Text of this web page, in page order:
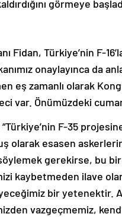
görmeye
Fidan, Türkiye’nin F-
onaylayınca da
eş zamanlı olarak
var. Önümüzdeki
F-35
olarak esasen
gerekirse, bu
kaybetmeden ilave
bir yetenektir.
vazgeçmemiz,